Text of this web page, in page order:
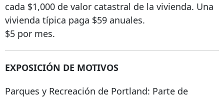
cada $1,000 de valor catastral de la vivienda. Una
vivienda típica paga $59 anuales.
$5 por mes.
EXPOSICIÓN DE MOTIVOS
Parques y Recreación de Portland: Parte de